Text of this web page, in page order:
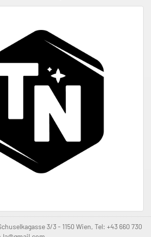
3/3 - 1150 Wien, Tel: +43 660 730